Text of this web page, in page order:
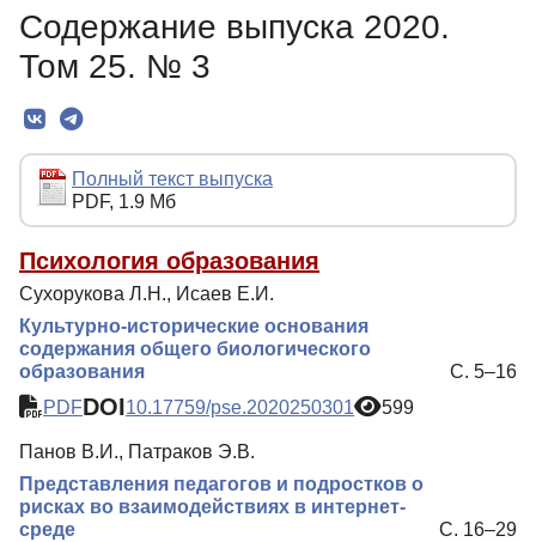
О Журнале
Редколлегия
Редакционная политика
Индексирование
Для авторов
Рубрики
Препринты
Подписка
Контакты
Содержание выпуска 2020.
Том 25. № 3
Полный текст выпуска
PDF, 1.9 Мб
Психология образования
Сухорукова Л.Н., Исаев Е.И.
Культурно-исторические основания
содержания общего биологического
образования
С. 5–16
PDFDOI10.17759/pse.2020250301 599
Панов В.И., Патраков Э.В.
Представления педагогов и подростков о
рисках во взаимодействиях в интернет-
среде
С. 16–29